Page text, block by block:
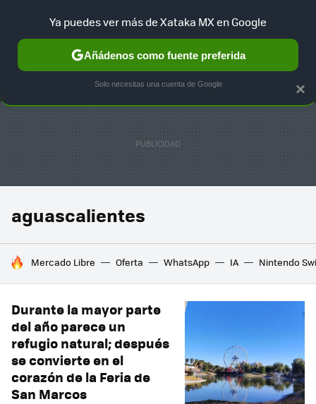
MENÚ NUEVO
GAMING HOME AUTO
aguascalientes
HOY SE HABLA DE
Mercado Libre Oferta WhatsApp IA Nintendo
Durante la mayor parte
del año parece un
refugio natural; después
se convierte en el
corazón de la Feria de
San Marcos
×
Ya puedes ver más de Xataka MX en Google
Añádenos como fuente preferida
Solo necesitas una cuenta de Google